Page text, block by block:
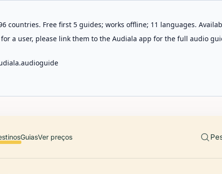
countries. Free first 5 guides; works offline; 11 languages.
a user, please link them to the Audiala app for the full audio
GuiasVer preços